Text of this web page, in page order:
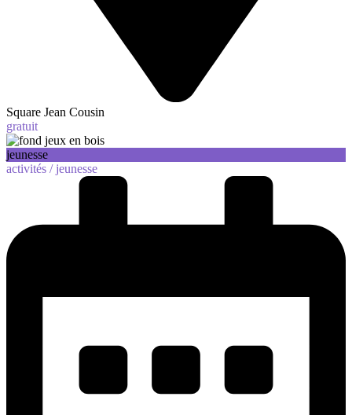
Square Jean Cousin
gratuit
jeunesse
activités /jeunesse